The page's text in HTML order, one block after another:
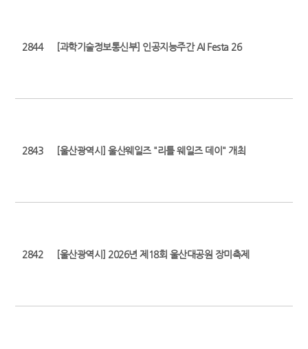
2844 [과학기술정보통신부] 인공지능주간 AI Festa 26
2843 [울산광역시] 울산웨일즈 "리틀 웨일즈 데이" 개최
2842 [울산광역시] 2026년 제18회 울산대공원 장미축제